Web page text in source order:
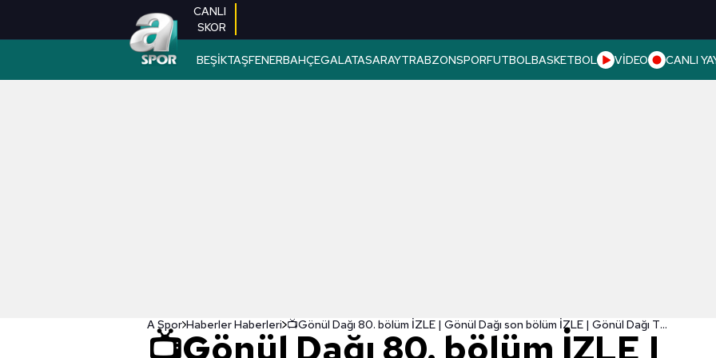
CANLI
SKOR
BEŞİKTAŞFENERBAHÇEGALATASARAYTRABZONSPORFUTBOLBASKETBOL VİDEO CANLI
A Spor Haberler Haberleri 📺Gönül Dağı 80. bölüm İZLE | Gönül Dağı son bölüm İZLE | Gönül Dağı TRT 1 İZLE!
📺Gönül Dağı 80. bölüm İZLE |